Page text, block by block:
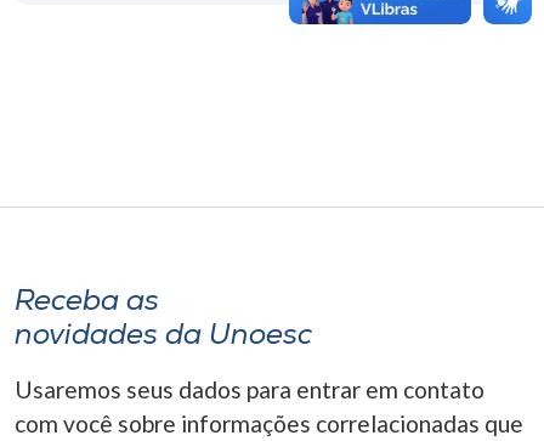
Receba as
novidades da Unoesc
Usaremos seus dados para entrar em contato
com você sobre informações correlacionadas que